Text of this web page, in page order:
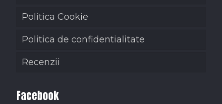
Politica Cookie
Politica de confidentialitate
Recenzii
Facebook